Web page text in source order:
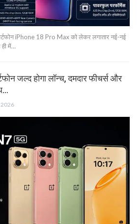
iPhone 18 Pro Max को लेकर लगातार नई-नई
ही में…
जल्द होगा लॉन्च, दमदार फीचर्स और
2026